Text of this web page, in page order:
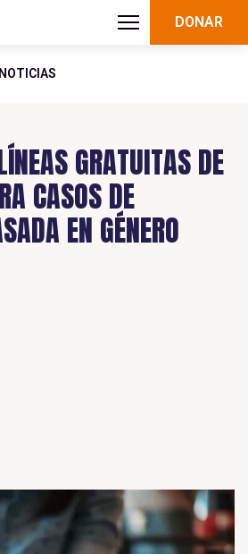
DONAR
NOTICIAS
GRATUITAS DE
CASOS DE
EN GÉNERO